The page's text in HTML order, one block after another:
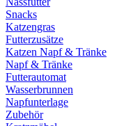
Snacks
Katzengras
Futterzusätze
Katzen Napf & Tränke
Napf & Tränke
Futterautomat
Wasserbrunnen
Napfunterlage
Zubehör